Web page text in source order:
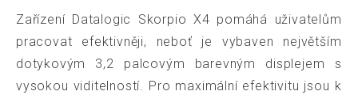
Zařízení Datalogic Skorpio X4 pomáhá uživatelům
pracovat efektivněji, neboť je vybaven největším
dotykovým 3,2 palcovým barevným displejem s
vysokou viditelností. Pro maximální efektivitu jsou k